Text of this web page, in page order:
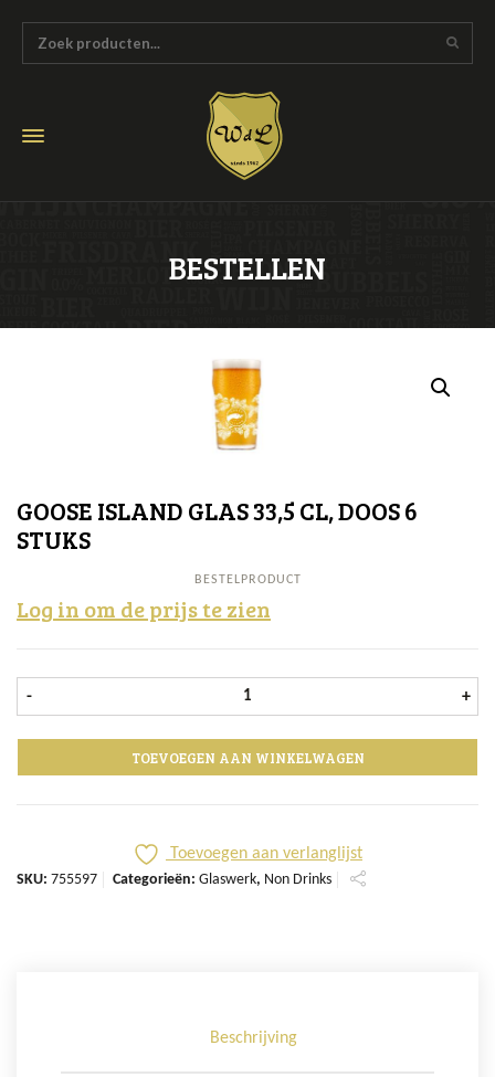
BESTELLEN
GOOSE ISLAND GLAS 33,5 CL, DOOS 6
STUKS
BESTELPRODUCT
Log in om de prijs te zien
- Goose Island glas 33,5 cl, doos 6
+
TOEVOEGEN AAN WINKELWAGEN
Toevoegen aan verlanglijst
SKU: 755597 Categorieën: Glaswerk, Non Drinks
Beschrijving